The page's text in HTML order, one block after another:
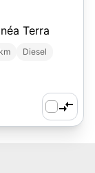
Terra
Diesel